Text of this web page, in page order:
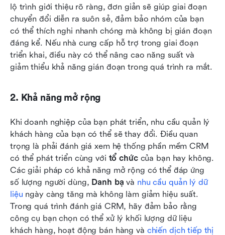
lộ trình giới thiệu rõ ràng, đơn giản sẽ giúp giai đoạn
chuyển đổi diễn ra suôn sẻ, đảm bảo nhóm của bạn
có thể thích nghi nhanh chóng mà không bị gián đoạn
đáng kể. Nếu nhà cung cấp hỗ trợ trong giai đoạn
triển khai, điều này có thể nâng cao năng suất và
giảm thiểu khả năng gián đoạn trong quá trình ra mắt.
2. Khả năng mở rộng
Khi doanh nghiệp của bạn phát triển, nhu cầu quản lý
khách hàng của bạn có thể sẽ thay đổi. Điều quan
trọng là phải đánh giá xem hệ thống phần mềm CRM
có thể phát triển cùng với tổ chức của bạn hay không.
Các giải pháp có khả năng mở rộng có thể đáp ứng
số lượng người dùng, Danh bạ và nhu cầu quản lý dữ
liệu ngày càng tăng mà không làm giảm hiệu suất.
Trong quá trình đánh giá CRM, hãy đảm bảo rằng
công cụ bạn chọn có thể xử lý khối lượng dữ liệu
khách hàng, hoạt động bán hàng và chiến dịch tiếp thị